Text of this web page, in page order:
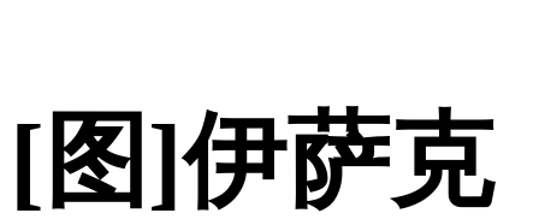
[图]伊萨克